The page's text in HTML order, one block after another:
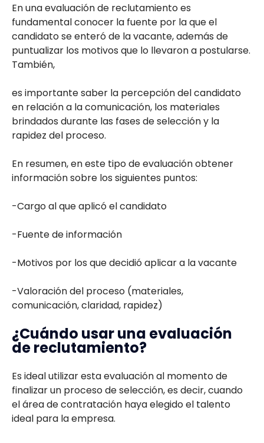
En una evaluación de reclutamiento es
fundamental conocer la fuente por la que el
candidato se enteró de la vacante, además de
puntualizar los motivos que lo llevaron a postularse.
También,
es importante saber la percepción del candidato
en relación a la comunicación, los materiales
brindados durante las fases de selección y la
rapidez del proceso.
En resumen, en este tipo de evaluación obtener
información sobre los siguientes puntos:
-Cargo al que aplicó el candidato
-Fuente de información
-Motivos por los que decidió aplicar a la vacante
-Valoración del proceso (materiales,
comunicación, claridad, rapidez)
¿Cuándo usar una evaluación
de reclutamiento?
Es ideal utilizar esta evaluación al momento de
finalizar un proceso de selección, es decir, cuando
el área de contratación haya elegido el talento
ideal para la empresa.